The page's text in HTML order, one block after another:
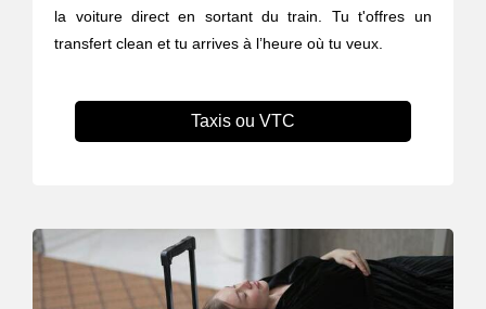
la voiture direct en sortant du train. Tu t'offres un
transfert clean et tu arrives à l’heure où tu veux.
Taxis ou VTC